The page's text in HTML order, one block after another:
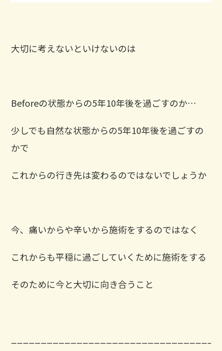
大切に考えないといけないのは
Beforeの状態からの5年10年後を過ごすのか…
少しでも自然な状態からの5年10年後を過ごすの
かで
これからの行き先は変わるのではないでしょうか
今、痛いからや辛いから施術をするのではなく
これからも平穏に過ごしていくために施術をする
そのために今と大切に向き合うこと